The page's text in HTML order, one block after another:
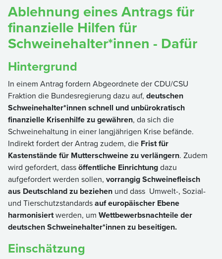
Ablehnung eines Antrags für
finanzielle Hilfen für
Schweinehalter*innen - Dafür
Hintergrund
In einem Antrag fordern Abgeordnete der CDU/CSU
Fraktion die Bundesregierung dazu auf, deutschen
Schweinehalter*innen schnell und unbürokratisch
finanzielle Krisenhilfe zu gewähren, da sich die
Schweinehaltung in einer langjährigen Krise befände.
Indirekt fordert der Antrag zudem, die Frist für
Kastenstände für Mutterschweine zu verlängern. Zudem
wird gefordert, dassöffentliche Einrichtungdazu
aufgefordert werden sollen, vorrangig Schweinefleisch
aus Deutschland zu beziehen und dass Umwelt-, Sozial-
und Tierschutzstandardsauf europäischer Ebene
harmonisiertwerden, um Wettbewerbsnachteile der
deutschen Schweinehalter*innen zu beseitigen.
Einschätzung